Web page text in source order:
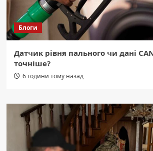
Блоги
Датчик рівня пального чи дані
точніше?
6 години тому назад